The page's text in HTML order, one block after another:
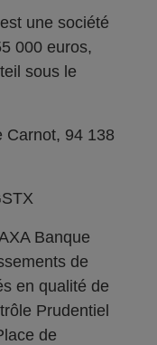
est une société
000 euros,
sous le
Carnot, 94 138
Banque
de
en qualité de
Prudentiel
de